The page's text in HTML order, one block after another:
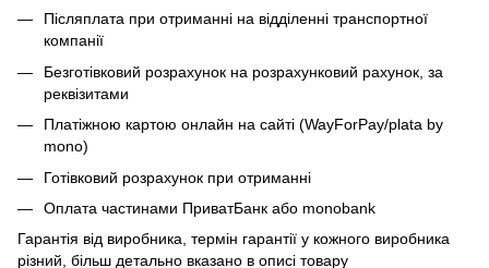
Післяплата при отриманні на відділенні транспортної
компанії
Безготівковий розрахунок на розрахунковий рахунок, за
реквізитами
Платіжною картою онлайн на сайті (WayForPay/plata by
mono)
Готівковий розрахунок при отриманні
Оплата частинами ПриватБанк або monobank
Гарантія від виробника, термін гарантії у кожного виробника
різний, більш детально вказано в описі товару